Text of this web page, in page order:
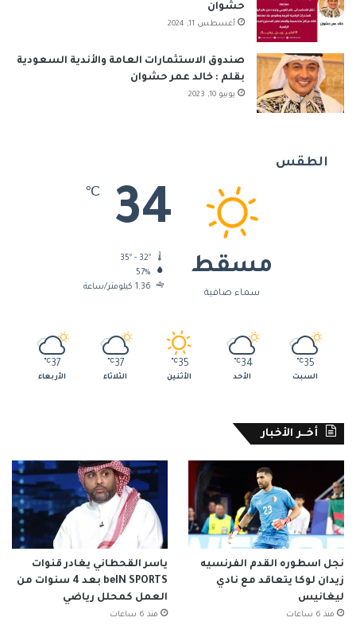
حشوان
أغسطس 11, 2024
صندوق الاستثمارات العامة والأندية السعودية
بقلم : خالد عمر حشوان
يونيو 10, 2023
الطقس
مسقط
سماء صافية
34
℃
57%
1.36 كيلومتر/ساعة
35
℃
السبت
34
℃
الأحد
35
℃
الأثنين
37
℃
الثلاثاء
37
℃
الأربعاء
أخــر الأخبار
نجل اسطوره القدم الفرنسيه
زيدان لوكا يتعاقد مع نادي
ليغانيس
منذ 6 ساعات
ياسر القحطاني يغادر قنوات
beIN SPORTS بعد 4 سنوات من
العمل كمحلل رياضي
منذ 6 ساعات